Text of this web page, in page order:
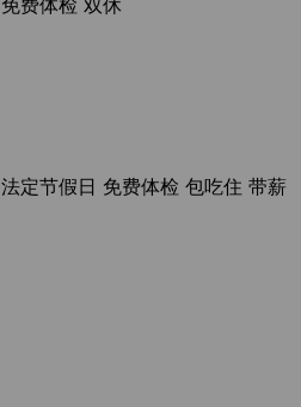
法定节假日 免费体检 包吃住 带薪